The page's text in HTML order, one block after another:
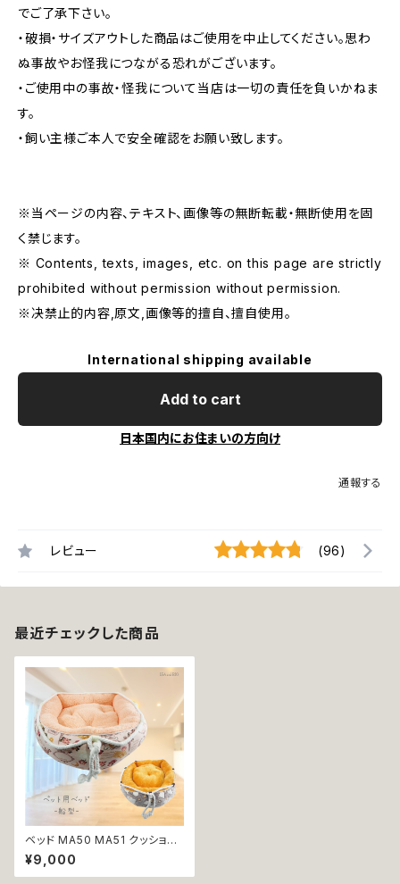
でご了承下さい。
・破損・サイズアウトした商品はご使用を中止してください。思わ
ぬ事故やお怪我につながる恐れがございます。
・ご使用中の事故・怪我について当店は一切の責任を負いかねま
す。
・飼い主様ご本人で安全確認をお願い致します。
※当ページの内容、テキスト、画像等の無断転載・無断使用を固
く禁じます。
※ Contents, texts, images, etc. on this page are strictly
prohibited without permission without permission.
※决禁止的内容,原文,画像等的擅自、擅自使用。
International shipping available
Add to cart
日本国内にお住まいの方向け
通報する
レビュー (96)
最近チェックした商品
ベッド MA50 MA51 クッション
ソファー マット ブラウン サーモ
ンピンク 船型 夜空 EU 犬 猫 ペ
ット 星 月 雲 キャメル ボート ヨ
¥9,000